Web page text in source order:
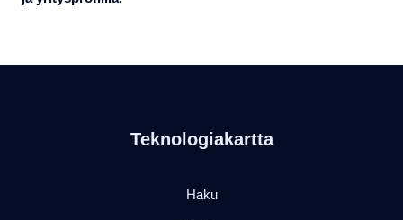
Teknologiakartta
Haku